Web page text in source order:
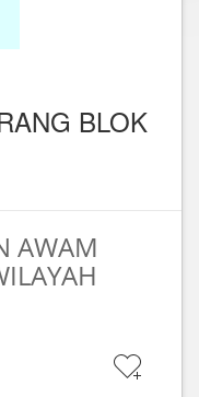
BLOK
AWAM